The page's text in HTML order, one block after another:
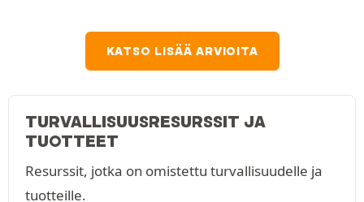
KATSO LISÄÄ ARVIOITA
TURVALLISUUSRESURSSIT JA
TUOTTEET
Resurssit, jotka on omistettu turvallisuudelle ja
tuotteille.